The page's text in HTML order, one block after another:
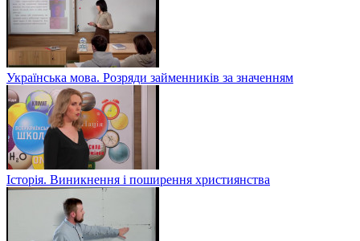
Українська мова. Розряди займенників за значенням
Історія. Виникнення і поширення християнства